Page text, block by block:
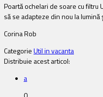
Poartă ochelari de soare cu filtru
să se adapteze din nou la
Corina Rob
CategorieUtil in vacanta
Distribuie acest articol:
a